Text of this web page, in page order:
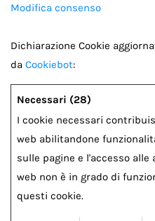
Modifica consenso
Dichiarazione Cookie
da Cookiebot:
Necessari (28)
I cookie necessari
web abilitandone
sulle pagine e l'accesso
web non è in grado di
questi cookie.